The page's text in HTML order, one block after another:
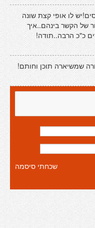
לו אופי קצת שונה
של הקשר בינהם..איך
כ"כ הרבה..תודה!
שמשיארה תוכן וחותם!
שכחתי סיסמה